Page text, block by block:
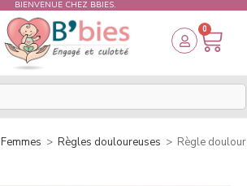
BIENVENUE CHEZ BBIES.
0
Femmes > Règles douloureuses > Règle